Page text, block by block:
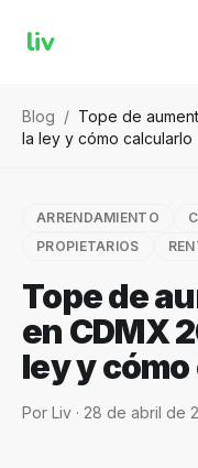
liv
Blog / Tope de
la ley y cómo calcularlo
ARRENDAMIENTO
PROPIETARIOS
Tope de
en CDMX
ley y
Por Liv · 28 de abril de